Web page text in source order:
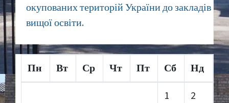
окупованих територій України до закладів
вищої освіти.
Пн Вт Ср Чт Пт Сб Нд
1 2